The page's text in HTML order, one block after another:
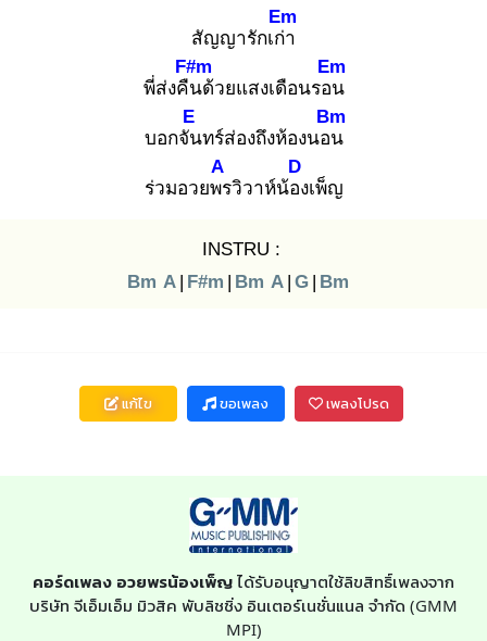
สัญญารักเก่า
Em
พี่ส่งคืน
F#m
ด้วยแสงเดือนรอน
Em
บอกจัน
E
ทร์ส่องถึงห้องนอน
Bm
ร่วมอวยพร
A
วิวาห์น้อง
D
เพ็ญ
INSTRU :
Bm A | F#m | Bm A | G | Bm
แก้ไข ขอเพลง เพลงโปรด
คอร์ดเพลง อวยพรน้องเพ็ญ ได้รับอนุญาตใช้ลิขสิทธิ์เพลงจาก
บริษัท จีเอ็มเอ็ม มิวสิค พับลิชชิ่ง อินเตอร์เนชั่นแนล จำกัด (GMM
MPI)